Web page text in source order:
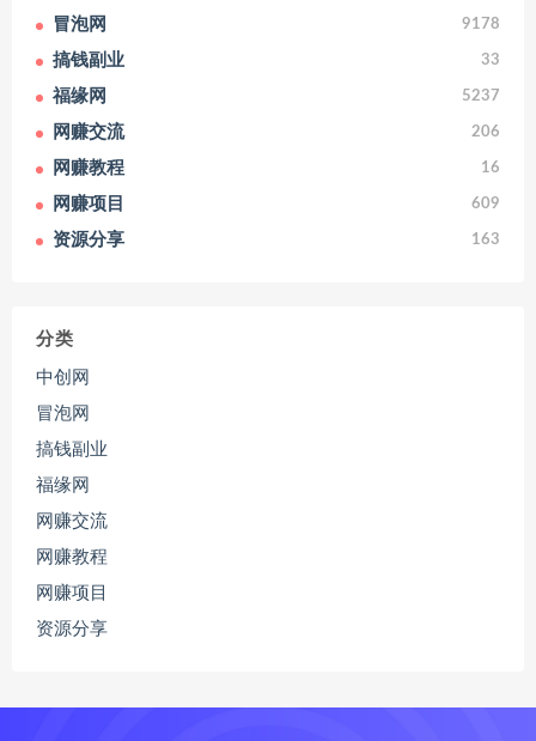
冒泡网 9178
搞钱副业 33
福缘网 5237
网赚交流 206
网赚教程 16
网赚项目 609
资源分享 163
分类
中创网
冒泡网
搞钱副业
福缘网
网赚交流
网赚教程
网赚项目
资源分享